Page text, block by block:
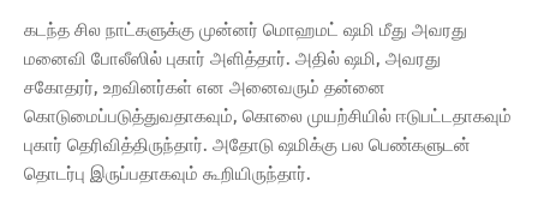
கடந்த சில நாட்களுக்கு முன்னர் மொஹமட் ஷமி மீது அவரது
மனைவி போலீஸில் புகார் அளித்தார். அதில் ஷமி, அவரது
சகோதரர், உறவினர்கள் என அனைவரும் தன்னை
கொடுமைப்படுத்துவதாகவும், கொலை முயற்சியில் ஈடுபட்டதாகவும்
புகார் தெரிவித்திருந்தார். அதோடு ஷமிக்கு பல பெண்களுடன்
தொடர்பு இருப்பதாகவும் கூறியிருந்தார்.